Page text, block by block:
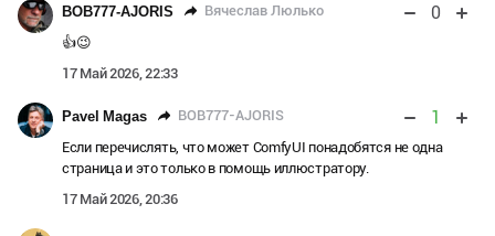
BOB777-AJORIS Вячеслав Люлько 0
👍😉
17 Май 2026, 22:33
Pavel Magas BOB777-AJORIS 1
Если перечислять, что может ComfyUI понадобятся не одна
страница и это только в помощь иллюстратору.
17 Май 2026, 20:36